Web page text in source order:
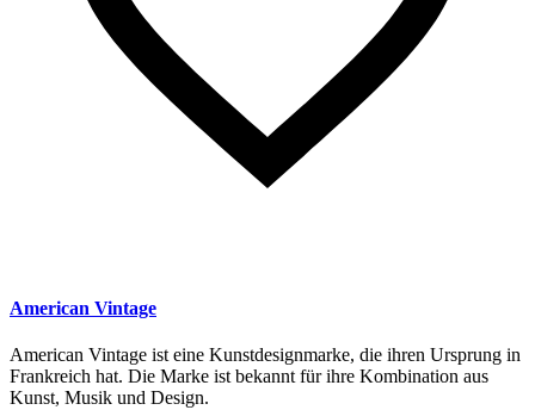
American Vintage
American Vintage ist eine Kunstdesignmarke, die ihren Ursprung in
Frankreich hat. Die Marke ist bekannt für ihre Kombination aus
Kunst, Musik und Design.